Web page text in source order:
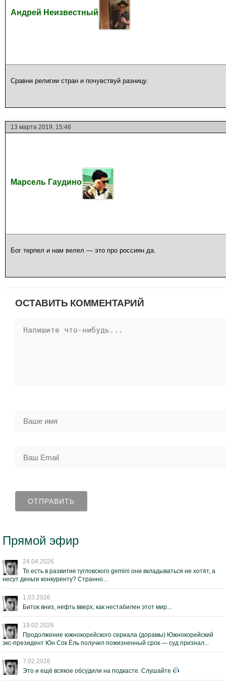
Андрей Неизвестный
Сравни религии стран и почувствуй разницу.
13 марта 2019, 15:46
Марсель Гаудино
Бог терпел и нам велел — это про россиян да.
ОСТАВИТЬ КОММЕНТАРИЙ
Прямой эфир
24.04.2026
То есть в развитие гугловского gemini они вкладываться не хотят, а
несут деньги конкуренту? Странно...
1.03.2026
Биток вниз, нефть вверх, как нестабилен этот мир...
19.02.2026
Продолжение южнокорейского сериала (дорамы) Южнокорейский
экс-президент Юн Сок Ёль получил пожизненный срок — суд признал...
7.02.2026
Это и ещё всякое обсудили на подкасте. Слушайте